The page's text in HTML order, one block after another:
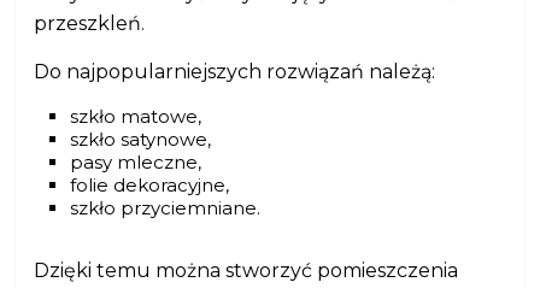
przeszkleń.
Do najpopularniejszych rozwiązań należą:
szkło matowe,
szkło satynowe,
pasy mleczne,
folie dekoracyjne,
szkło przyciemniane.
Dzięki temu można stworzyć pomieszczenia